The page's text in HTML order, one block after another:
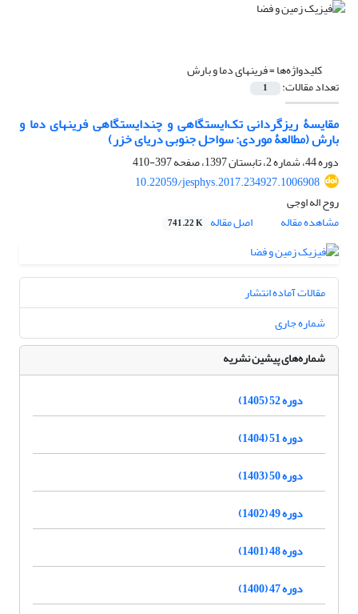
کلیدواژه‌ها =فرین‎های دما و بارش
تعداد مقالات: 1
مقایسۀ ریزگردانی تک‌ایستگاهی و چندایستگاهی فرین‎های دما و
بارش (مطالعۀ موردی: سواحل جنوبی دریای خزر)
دوره 44، شماره 2، تابستان 1397، صفحه
397-410
10.22059/jesphys.2017.234927.1006908
روح اله اوجی
مشاهده مقاله
اصل مقاله 741.22 K
مقالات آماده انتشار
شماره جاری
شماره‌های پیشین نشریه
دوره 52 (1405)
دوره 51 (1404)
دوره 50 (1403)
دوره 49 (1402)
دوره 48 (1401)
دوره 47 (1400)